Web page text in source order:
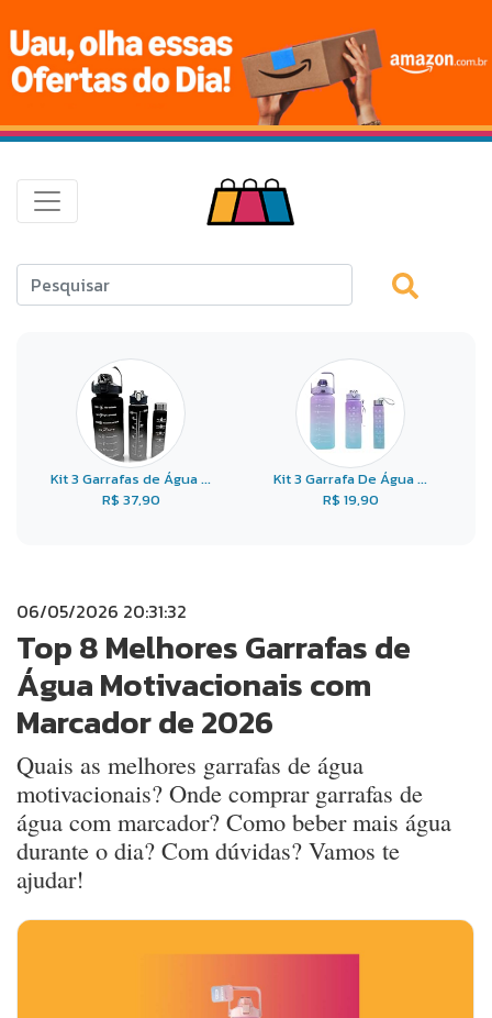
Kit 3 Garrafas de Água ...
R$ 37,90
Kit 3 Garrafa De Água ...
R$ 19,90
06/05/2026 20:31:32
Top 8 Melhores Garrafas de
Água Motivacionais com
Marcador de 2026
Quais as melhores garrafas de água
motivacionais? Onde comprar garrafas de
água com marcador? Como beber mais água
durante o dia? Com dúvidas? Vamos te
ajudar!